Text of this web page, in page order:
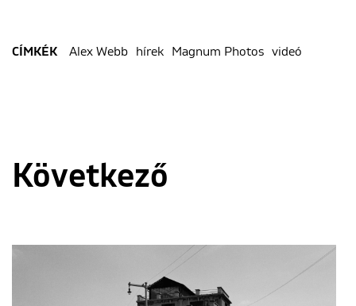
CÍMKÉK Alex Webb hírek Magnum Photos videó
Következő